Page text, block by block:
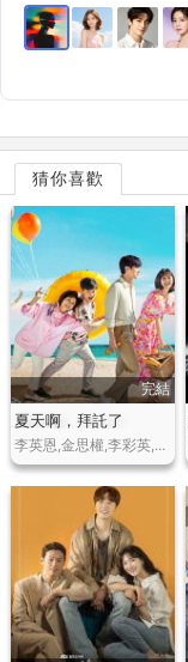
猜你喜歡
完結
夏天啊，拜託了
李英恩,金思權,李彩英,金惠鈺,李漢偉,羅惠美